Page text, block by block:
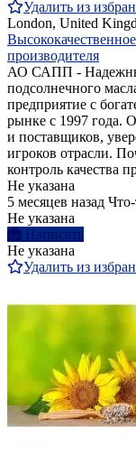
Удалить из
London, United
производителя
АО САПП -
подсолнечного
предприятие с
рынке с 1997 года.
и поставщиков,
игроков отрасли.
контроль качества
Не указана
5 месяцев назад
Не указана
Написать
Не указана
Удалить из